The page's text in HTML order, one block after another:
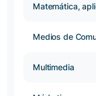
Matemática,
Medios de
Multimedia